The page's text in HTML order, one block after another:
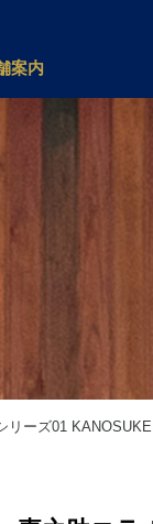
案内
リーズ01